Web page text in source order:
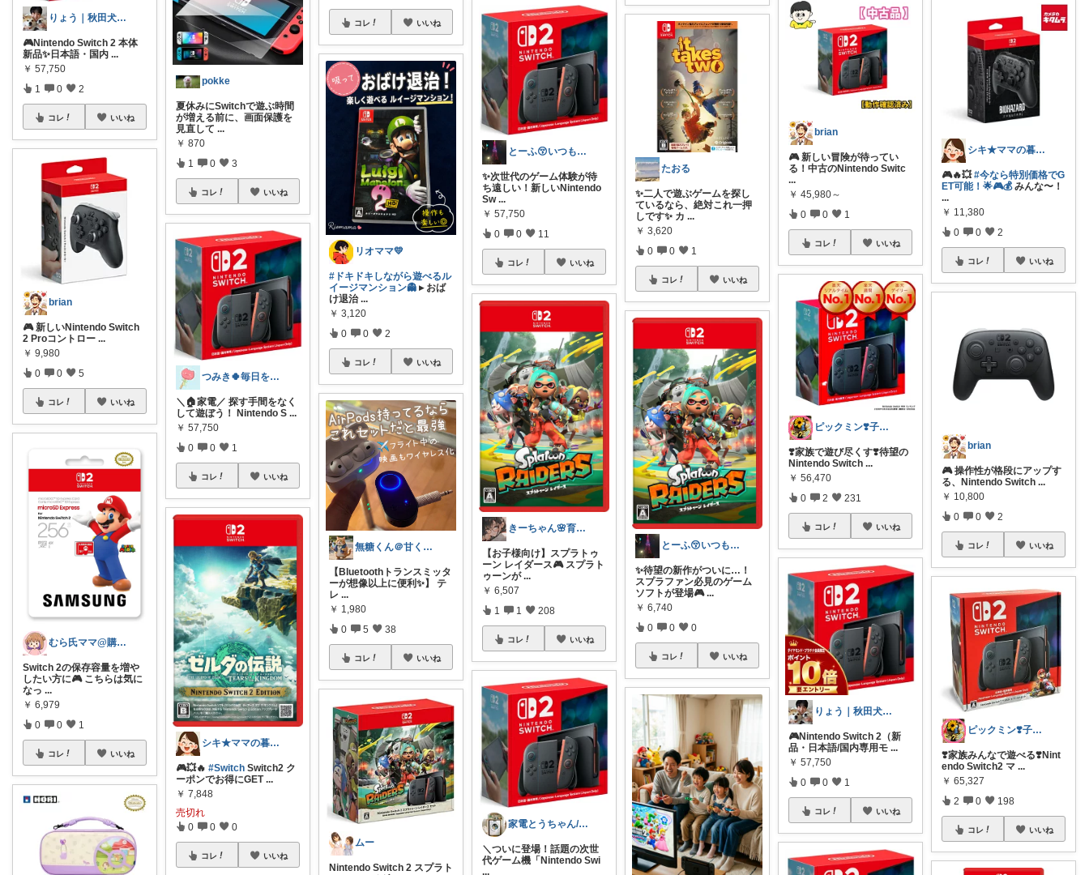
りょう｜秋田犬二匹との暮らし
🎮Nintendo Switch 2 本体
新品✨日本語・国内 ...
￥ 57,750
1 0 2
コレ いいね
brian
🎮 新しいNintendo Switch
2 Proコントロー ...
￥ 9,980
0 0 5
コレ いいね
むら氏ママ@購入感謝
Switch 2の保存容量を増や
したい方に🎮 こちらは気に
なっ ...
￥ 6,979
0 0 1
コレ いいね
pokke
夏休みにSwitchで遊ぶ時間
が増える前に、画面保護を
見直して ...
￥ 870
1 0 3
コレ いいね
つみき🍀毎日をご機嫌にする♡
＼🏠家電／ 探す手間をなく
して遊ぼう！ Nintendo S ...
￥ 57,750
0 0 1
コレ いいね
シキ★ママの暮らし、キッズ
🎮💥🔥#Switch Switch2 ク
ーポンでお得にGET ...
￥ 7,848
売切れ
0 0 0
コレ いいね
コレ いいね
リオママ💛
#ドキドキしながら遊べるル
イージマンション👻 ▸ おば
け退治 ...
￥ 3,120
0 0 2
コレ いいね
無糖くん＠甘くない生活
【Bluetoothトランスミッタ
ーが想像以上に便利✨】 テ
レ ...
￥ 1,980
0 5 38
コレ いいね
ムー
Nintendo Switch 2 スプラト
とーふ😚いつもご購入感謝です🙇
✨次世代のゲーム体験が待
ち遠しい！新しいNintendo
Sw ...
￥ 57,750
0 0 11
コレ いいね
きーちゃん🌸育児グッズお纏め👶
【お子様向け】スプラトゥ
ーン レイダース🎮 スプラト
ゥーンが ...
￥ 6,507
1 1 208
コレ いいね
家電とうちゃん/2児のパパ✨️購入感謝！
​＼ついに登場！話題の次世
代ゲーム機「Nintendo Swi
...
たおる
✨二人で遊ぶゲームを探し
ているなら、絶対これ一押
しです✨ カ ...
￥ 3,620
0 0 1
コレ いいね
とーふ😚いつもご購入感謝です🙇
✨待望の新作がついに…！
スプラファン必見のゲーム
ソフトが登場🎮 ...
￥ 6,740
0 0 0
コレ いいね
brian
🎮 新しい冒険が待ってい
る！中古のNintendo Switc
...
￥ 45,980～
0 0 1
コレ いいね
ピックミン❣️子育てパパママ応援グッズ
❣️家族で遊び尽くす❣️待望の
Nintendo Switch...
￥ 56,470
0 2 231
コレ いいね
りょう｜秋田犬二匹との暮らし
🎮Nintendo Switch 2（新
品・日本語/国内専用モ ...
￥ 57,750
0 0 1
コレ いいね
シキ★ママの暮らし、キッズ
🎮🔥💥#今なら特別価格でG
ET可能！🌟🎮💰みんな〜！
...
￥ 11,380
0 0 2
コレ いいね
brian
🎮 操作性が格段にアップす
る、Nintendo Switch...
￥ 10,800
0 0 2
コレ いいね
ピックミン❣️子育てパパママ応援グッズ
❣️家族みんなで遊べる❣️Nint
endo Switch2 マ ...
￥ 65,327
2 0 198
コレ いいね